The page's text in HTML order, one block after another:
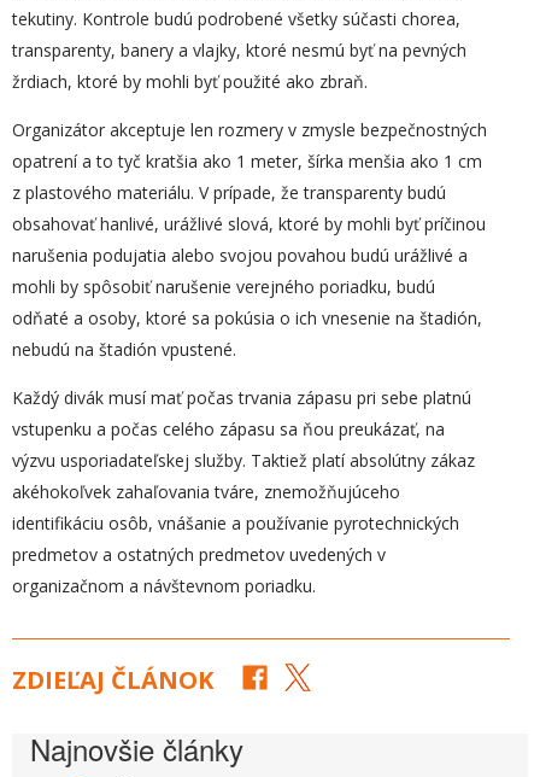
tekutiny. Kontrole budú podrobené všetky súčasti chorea,
transparenty, banery a vlajky, ktoré nesmú byť na pevných
žrdiach, ktoré by mohli byť použité ako zbraň.
Organizátor akceptuje len rozmery v zmysle bezpečnostných
opatrení a to tyč kratšia ako 1 meter, šírka menšia ako 1 cm
z plastového materiálu. V prípade, že transparenty budú
obsahovať hanlivé, urážlivé slová, ktoré by mohli byť príčinou
narušenia podujatia alebo svojou povahou budú urážlivé a
mohli by spôsobiť narušenie verejného poriadku, budú
odňaté a osoby, ktoré sa pokúsia o ich vnesenie na štadión,
nebudú na štadión vpustené.
Každý divák musí mať počas trvania zápasu pri sebe platnú
vstupenku a počas celého zápasu sa ňou preukázať, na
výzvu usporiadateľskej služby. Taktiež platí absolútny zákaz
akéhokoľvek zahaľovania tváre, znemožňujúceho
identifikáciu osôb, vnášanie a používanie pyrotechnických
predmetov a ostatných predmetov uvedených v
organizačnom a návštevnom poriadku.
ZDIEĽAJ ČLÁNOK
Najnovšie články